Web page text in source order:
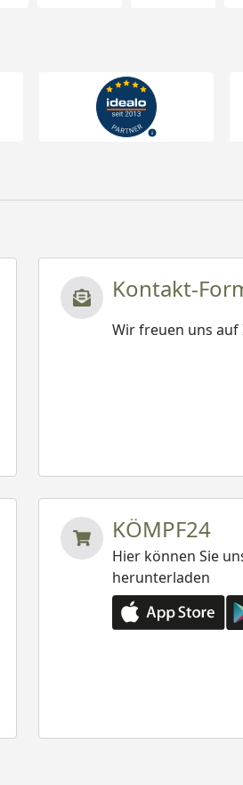
Kontakt-
Wir freuen uns
KÖMPF24
Hier können Sie
herunterladen